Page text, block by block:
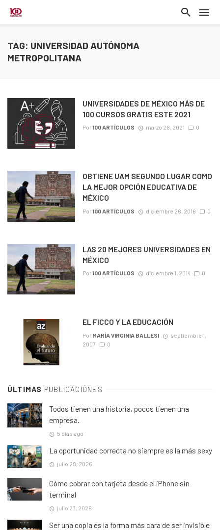
TAG: UNIVERSIDAD AUTÓNOMA
METROPOLITANA
UNIVERSIDADES DE MÉXICO MÁS DE
100 CURSOS GRATIS ESTE 2021
Por100 ARTÍCULOS marzo 28, 2021 0
OBTIENE UAM SEGUNDO LUGAR COMO
LA MEJOR OPCIÓN EDUCATIVA DE
MÉXICO
Por100 ARTÍCULOS diciembre 26, 2016 0
LAS 20 MEJORES UNIVERSIDADES EN
MÉXICO
Por100 ARTÍCULOS diciembre 1, 2014 0
EL FICCO Y LA EDUCACIÓN
Por MARÍA VIRGINIA BALLESI
septiembre 1,
2007
0
ÚLTIMAS PUBLICACIÓNES
Todos tienen una historia, pocos tienen una
empresa.
5 días ago
La oportunidad correcta no siempre es la más sexy
julio 28, 2026
Cómo cobrar con tarjeta desde el iPhone sin
terminal
julio 23, 2026
Ser una copia es la forma más cara de ser invisible